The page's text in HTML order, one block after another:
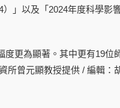
」以及「2024年度科學影
度更為顯著。其中更有19位
曾元顯教授提供 / 編輯：